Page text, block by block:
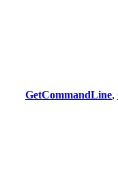
GetCommandLine,